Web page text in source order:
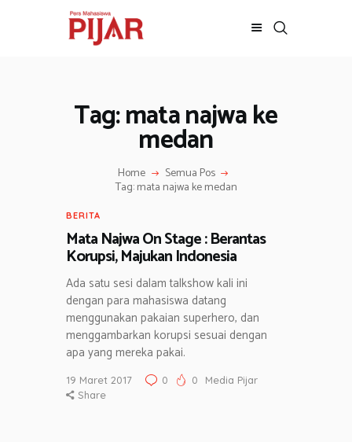
Tag: mata najwa ke
medan
Home Semua Pos
Tag: mata najwa ke medan
BERITA
ADVERTORIAL
GALERI
HIBURAN
JALAN-JALAN
GAYA HIDUP
OLAHRAGA
OPINI
BERITA
Mata Najwa On Stage : Berantas
Korupsi, Majukan Indonesia
Ada satu sesi dalam talkshow kali ini
dengan para mahasiswa datang
menggunakan pakaian superhero, dan
menggambarkan korupsi sesuai dengan
apa yang mereka pakai.
19 Maret 2017 0 0
Media Pijar
Share